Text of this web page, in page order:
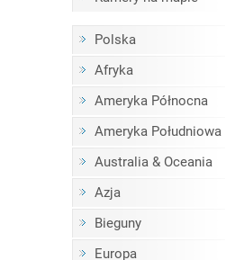
Polska
Afryka
Ameryka Północna
Ameryka Południowa
Australia & Oceania
Azja
Bieguny
Europa